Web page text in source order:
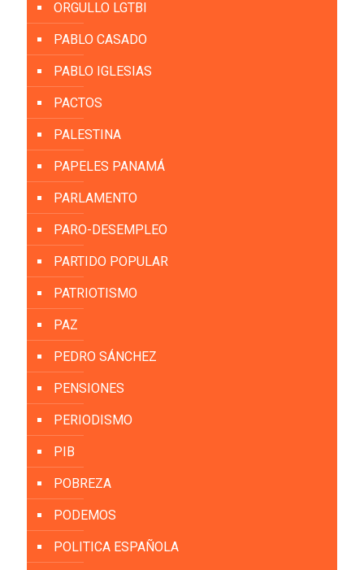
ORGULLO LGTBI
PABLO CASADO
PABLO IGLESIAS
PACTOS
PALESTINA
PAPELES PANAMÁ
PARLAMENTO
PARO-DESEMPLEO
PARTIDO POPULAR
PATRIOTISMO
PAZ
PEDRO SÁNCHEZ
PENSIONES
PERIODISMO
PIB
POBREZA
PODEMOS
POLITICA ESPAÑOLA